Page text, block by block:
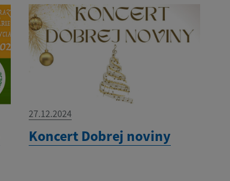
27.12.2024
Koncert Dobrej noviny